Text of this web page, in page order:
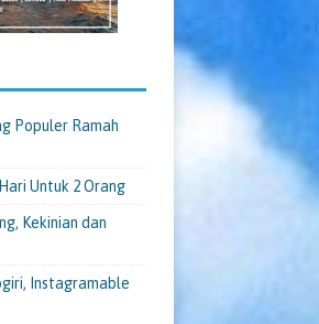
Populer Ramah
Untuk 2 Orang
Kekinian dan
Instagramable